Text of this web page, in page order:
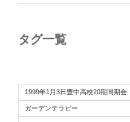
タグ一覧
1999年1月3日豊中高校20期同期会
ガーデンテラピー